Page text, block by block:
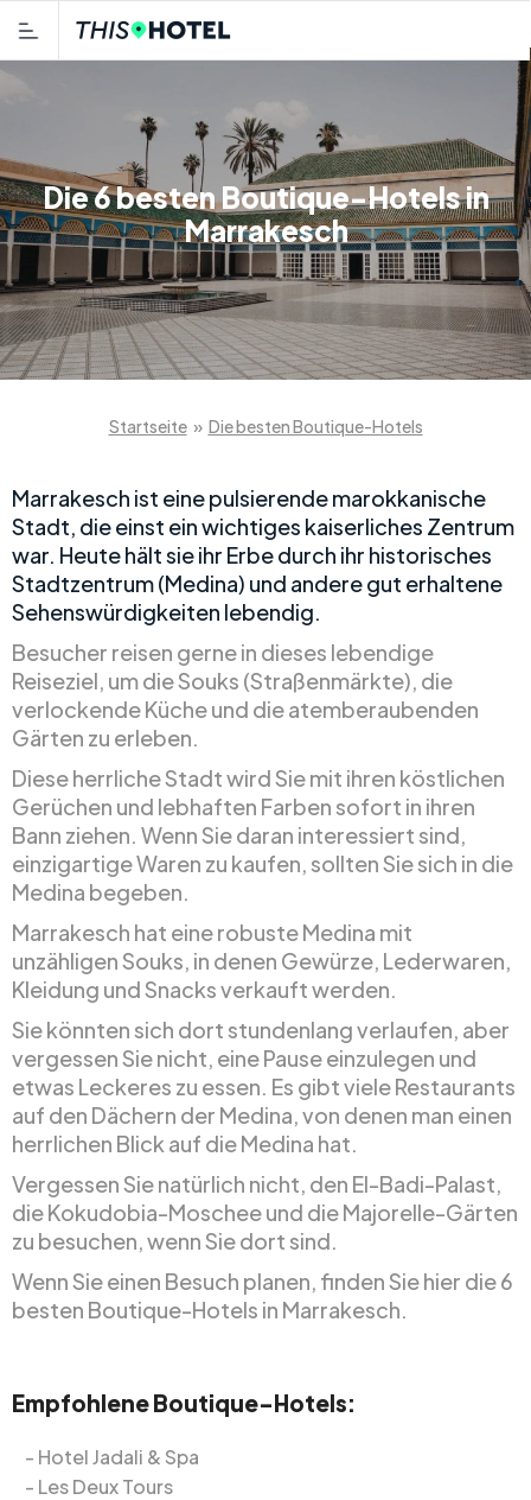
Die 6 besten Boutique-Hotels in
Marrakesch
Startseite » Die besten Boutique-Hotels
Marrakesch ist eine pulsierende marokkanische
Stadt, die einst ein wichtiges kaiserliches Zentrum
war. Heute hält sie ihr Erbe durch ihr historisches
Stadtzentrum (Medina) und andere gut erhaltene
Sehenswürdigkeiten lebendig.
Besucher reisen gerne in dieses lebendige
Reiseziel, um die Souks (Straßenmärkte), die
verlockende Küche und die atemberaubenden
Gärten zu erleben.
Diese herrliche Stadt wird Sie mit ihren köstlichen
Gerüchen und lebhaften Farben sofort in ihren
Bann ziehen. Wenn Sie daran interessiert sind,
einzigartige Waren zu kaufen, sollten Sie sich in die
Medina begeben.
Marrakesch hat eine robuste Medina mit
unzähligen Souks, in denen Gewürze, Lederwaren,
Kleidung und Snacks verkauft werden.
Sie könnten sich dort stundenlang verlaufen, aber
vergessen Sie nicht, eine Pause einzulegen und
etwas Leckeres zu essen. Es gibt viele Restaurants
auf den Dächern der Medina, von denen man einen
herrlichen Blick auf die Medina hat.
Vergessen Sie natürlich nicht, den El-Badi-Palast,
die Kokudobia-Moschee und die Majorelle-Gärten
zu besuchen, wenn Sie dort sind.
Wenn Sie einen Besuch planen, finden Sie hier die 6
besten Boutique-Hotels in Marrakesch.
Empfohlene Boutique-Hotels:
Hotel Jadali & Spa
Les Deux Tours